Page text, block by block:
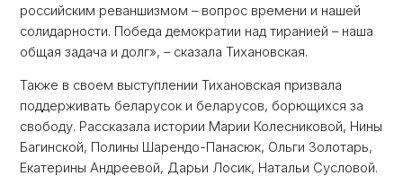
российским реваншизмом – вопрос времени и нашей
солидарности. Победа демократии над тиранией – наша
общая задача и долг», – сказала Тихановская.
Также в своем выступлении Тихановская призвала
поддерживать беларусок и беларусов, борющихся за
свободу. Рассказала истории Марии Колесниковой, Нины
Багинской, Полины Шарендо-Панасюк, Ольги Золотарь,
Екатерины Андреевой, Дарьи Лосик, Натальи Сусловой.